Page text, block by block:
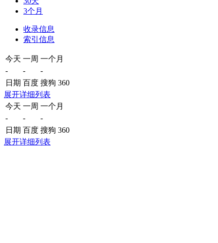
3个月
收录信息
索引信息
今天 一周 一个月
-
-
-
日期 百度 搜狗 360
展开详细列表
今天 一周 一个月
-
-
-
日期 百度 搜狗 360
展开详细列表